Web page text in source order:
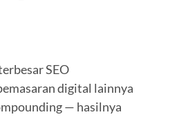
SEO
digital lainnya
— hasilnya